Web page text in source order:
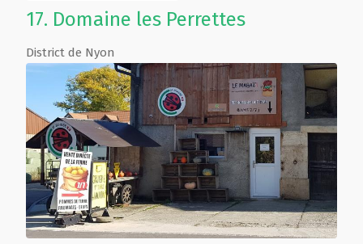
17. Domaine les Perrettes
District de Nyon